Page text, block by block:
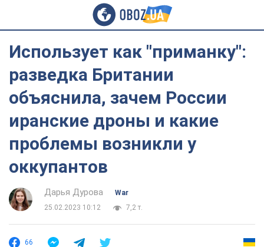
Использует как "приманку":
разведка Британии
объяснила, зачем России
иранские дроны и какие
проблемы возникли у
оккупантов
Дарья Дурова
War
25.02.2023 10:12
7,2 т.
66